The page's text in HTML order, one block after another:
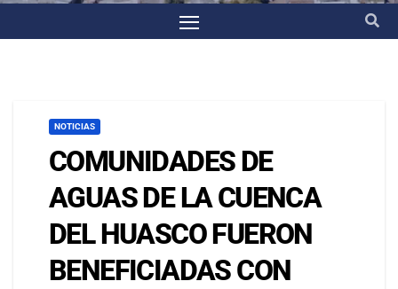
NOTICIAS
COMUNIDADES DE
AGUAS DE LA CUENCA
DEL HUASCO FUERON
BENEFICIADAS CON